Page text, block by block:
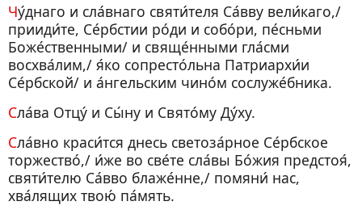
Чу́днаго и сла́внаго святи́теля Са́вву вели́каго,/
прииди́те, Се́рбстии ро́ди и собо́ри, пе́сньми
Боже́ственными/ и свяще́нными гла́сми
восхва́лим,/ я́ко сопресто́льна Патриархи́и
Се́рбской/ и а́нгельским чино́м сослуже́бника.
Сла́ва Отцу́ и Сы́ну и Свято́му Ду́ху.
Сла́вно краси́тся днесь светоза́рное Се́рбское
торжество́,/ и́же во све́те сла́вы Бо́жия предстоя́,
святи́телю Са́вво блаже́нне,/ помяни́ нас,
хва́лящих твою́ па́мять.